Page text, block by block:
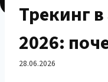
Трекинг
2026:
сливаешь
28.06.2026